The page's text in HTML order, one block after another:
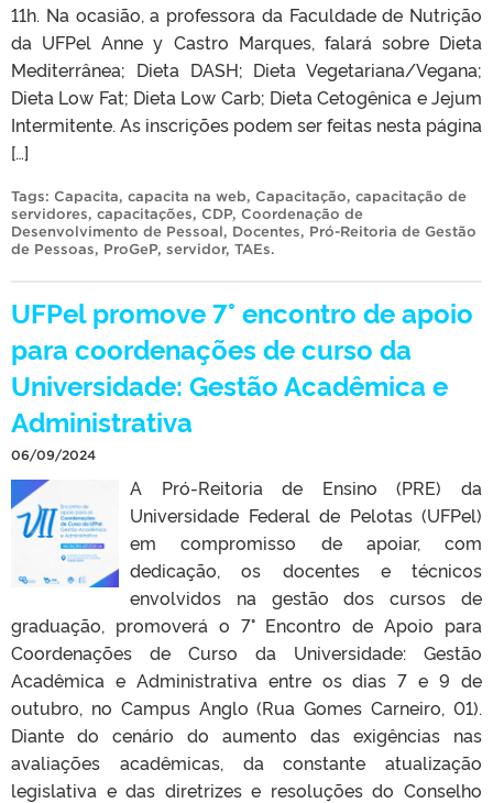
11h. Na ocasião, a professora da Faculdade de Nutrição
da UFPel Anne y Castro Marques, falará sobre Dieta
Mediterrânea; Dieta DASH; Dieta Vegetariana/Vegana;
Dieta Low Fat; Dieta Low Carb; Dieta Cetogênica e Jejum
Intermitente. As inscrições podem ser feitas nesta página
[…]
Tags: Capacita, capacita na web, Capacitação, capacitação de
servidores, capacitações, CDP, Coordenação de
Desenvolvimento de Pessoal, Docentes, Pró-Reitoria de Gestão
de Pessoas, ProGeP, servidor, TAEs.
UFPel promove 7° encontro de apoio
para coordenações de curso da
Universidade: Gestão Acadêmica e
Administrativa
06/09/2024
A Pró-Reitoria de Ensino (PRE) da
Universidade Federal de Pelotas (UFPel)
em compromisso de apoiar, com
dedicação, os docentes e técnicos
envolvidos na gestão dos cursos de
graduação, promoverá o 7° Encontro de Apoio para
Coordenações de Curso da Universidade: Gestão
Acadêmica e Administrativa entre os dias 7 e 9 de
outubro, no Campus Anglo (Rua Gomes Carneiro, 01).
Diante do cenário do aumento das exigências nas
avaliações acadêmicas, da constante atualização
legislativa e das diretrizes e resoluções do Conselho